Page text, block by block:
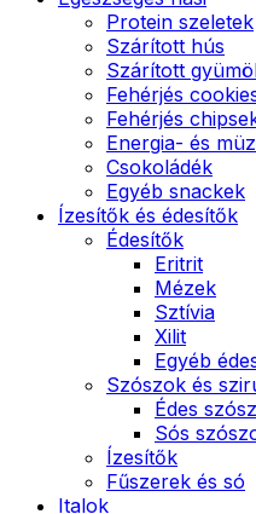
Protein szeletek
Szárított hús
Szárított
Fehérjés
Fehérjés
Energia- és
Csokoládék
Egyéb snackek
Ízesítők és édesítők
Édesítők
Eritrit
Mézek
Sztívia
Xilit
Egyéb
Szószok és
Édes
Sós
Ízesítők
Fűszerek és só
Italok